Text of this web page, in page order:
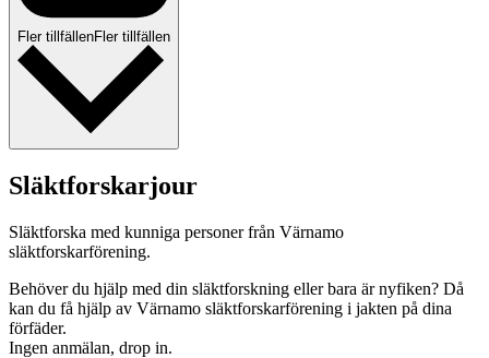
Fler tillfällenFler tillfällen
Släktforskarjour
Släktforska med kunniga personer från Värnamo
släktforskarförening.
Behöver du hjälp med din släktforskning eller bara är nyfiken? Då
kan du få hjälp av Värnamo släktforskarförening i jakten på dina
förfäder.
Ingen anmälan, drop in.